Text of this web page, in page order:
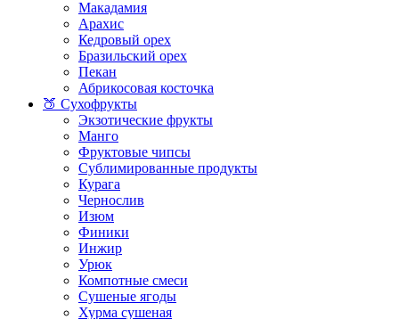
Макадамия
Арахис
Кедровый орех
Бразильский орех
Пекан
Абрикосовая косточка
🍑 Сухофрукты
Экзотические фрукты
Манго
Фруктовые чипсы
Сублимированные продукты
Курага
Чернослив
Изюм
Финики
Инжир
Урюк
Компотные смеси
Сушеные ягоды
Хурма сушеная